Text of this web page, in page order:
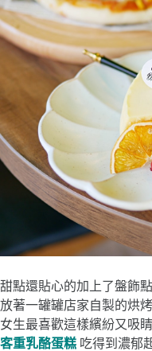
甜點還貼心的加上了盤飾
放著一罐罐店家自製的烘
女生最喜歡這樣繽紛又吸
客重乳酪蛋糕 吃得到濃郁